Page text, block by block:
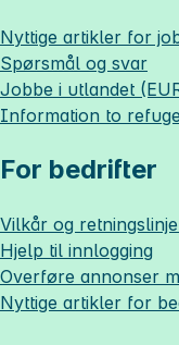
Nyttige artikler for
Spørsmål og svar
Jobbe i utlandet
Information to
For bedrifter
Vilkår og
Hjelp til innlogging
Overføre annonser
Nyttige artikler for